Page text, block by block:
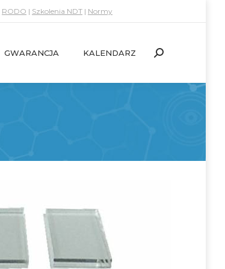
RODO | Szkolenia NDT | Normy
GWARANCJA KALENDARZ Search: